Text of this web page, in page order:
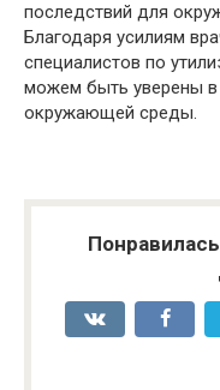
последствий для
Благодаря усилиям
специалистов по
можем быть уверены в
окружающей среды.